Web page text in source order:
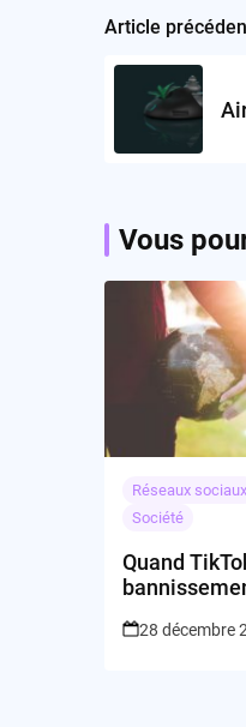
Post
navigation
Article
Vous
Réseaux sociaux
Société
Quand
28 décembre